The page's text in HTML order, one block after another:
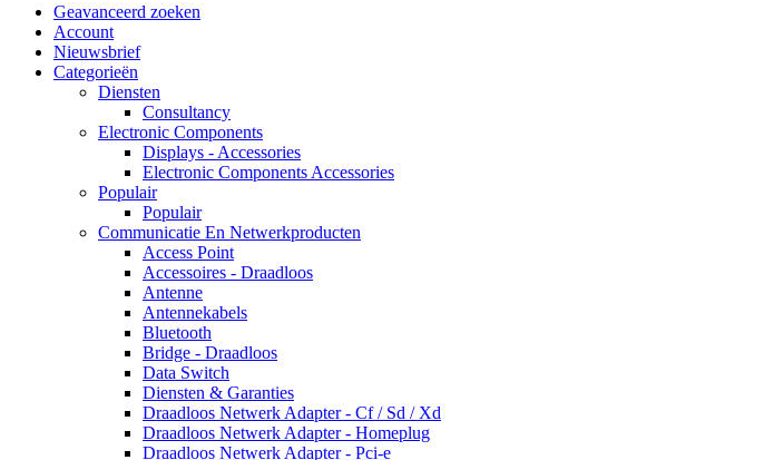
Geavanceerd zoeken
Account
Nieuwsbrief
Categorieën
Diensten
Consultancy
Electronic Components
Displays - Accessories
Electronic Components Accessories
Populair
Populair
Communicatie En Netwerkproducten
Access Point
Accessoires - Draadloos
Antenne
Antennekabels
Bluetooth
Bridge - Draadloos
Data Switch
Diensten & Garanties
Draadloos Netwerk Adapter - Cf / Sd / Xd
Draadloos Netwerk Adapter - Homeplug
Draadloos Netwerk Adapter - Pci-e